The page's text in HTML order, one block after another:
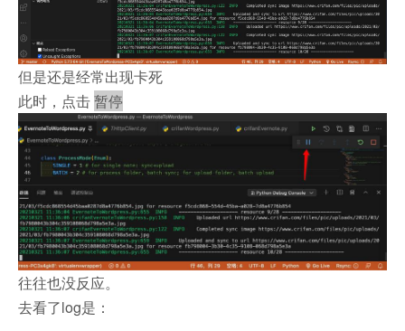
但是还是经常出现卡死
此时，点击暂停
往往也没反应。
去看了log是：